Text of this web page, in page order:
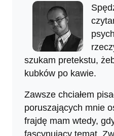
szukam pretekstu,
kubków po kawie.
Zawsze chciałem
poruszających mnie
frajdę mam wtedy,
fascynujący temat.